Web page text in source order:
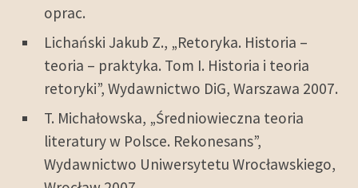
oprac.
Lichański Jakub Z., „Retoryka. Historia –
teoria – praktyka. Tom I. Historia i teoria
retoryki”, Wydawnictwo DiG, Warszawa 2007.
T. Michałowska, „Średniowieczna teoria
literatury w Polsce. Rekonesans”,
Wydawnictwo Uniwersytetu Wrocławskiego,